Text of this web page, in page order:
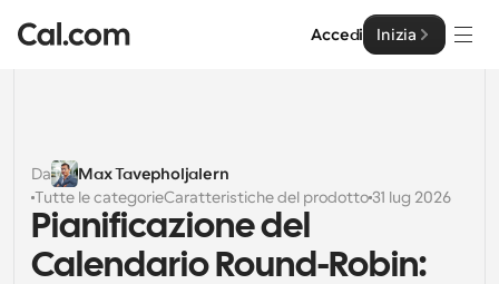
Accedi Inizia
Soluzioni
Per dimensione del team
Per individui
Pianificazione personale semplificata
Impresa
Da
Max Tavepholjalern
Tutte le categorieCaratteristiche del prodotto31 lug 2026
Pianificazione del
Calendario Round-Robin: